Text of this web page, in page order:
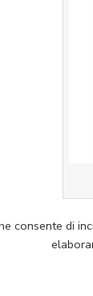
consente di